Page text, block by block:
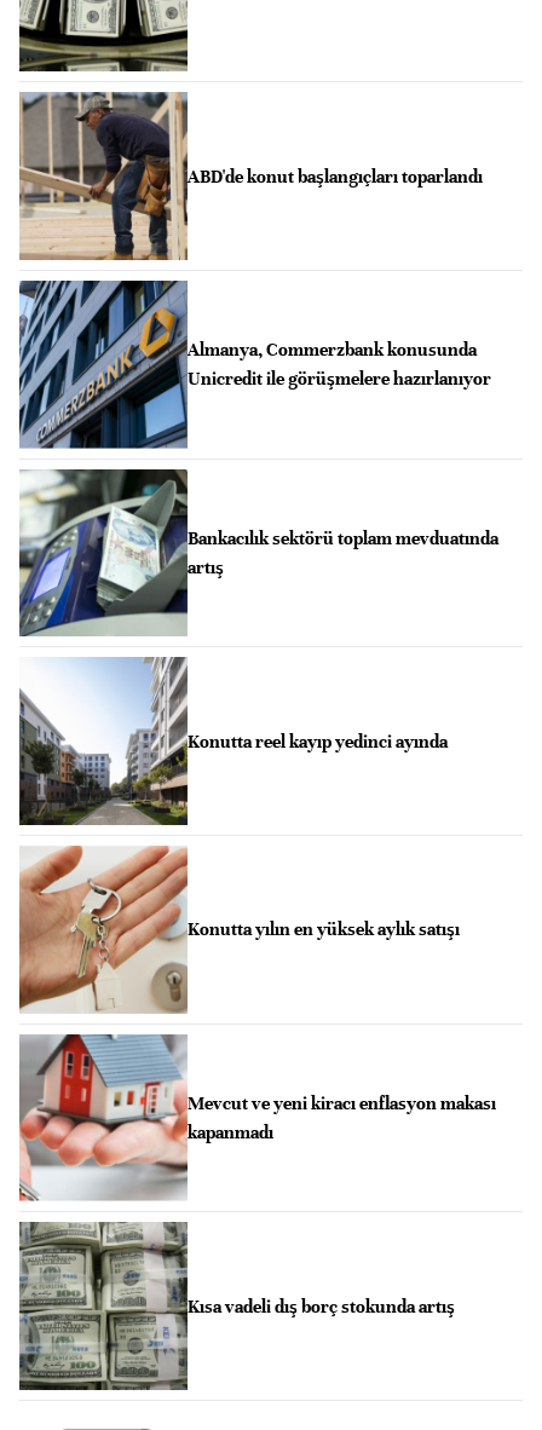
ABD'de konut başlangıçları toparlandı
Almanya, Commerzbank konusunda
Unicredit ile görüşmelere hazırlanıyor
Bankacılık sektörü toplam mevduatında
artış
Konutta reel kayıp yedinci ayında
Konutta yılın en yüksek aylık satışı
Mevcut ve yeni kiracı enflasyon makası
kapanmadı
Kısa vadeli dış borç stokunda artış